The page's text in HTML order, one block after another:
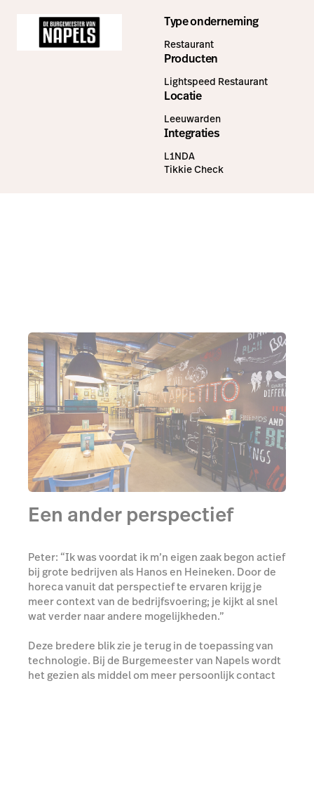
Type onderneming
Restaurant
Producten
Lightspeed Restaurant
Locatie
Leeuwarden
Integraties
L1NDA
Tikkie Check
Een ander perspectief
Peter: “Ik was voordat ik m’n eigen zaak begon actief
bij grote bedrijven als Hanos en Heineken. Door de
horeca vanuit dat perspectief te ervaren krijg je
meer context van de bedrijfsvoering; je kijkt al snel
wat verder naar andere mogelijkheden.”
Deze bredere blik zie je terug in de toepassing van
technologie. Bij de Burgemeester van Napels wordt
het gezien als middel om meer persoonlijk contact